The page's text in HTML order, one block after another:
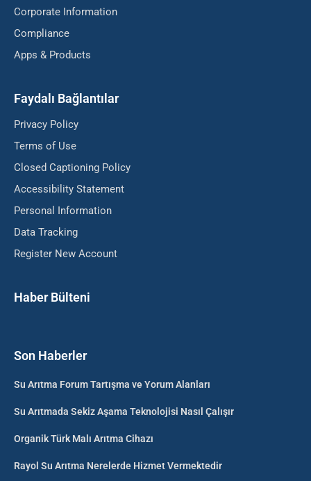
Corporate Information
Compliance
Apps & Products
Faydalı Bağlantılar
Privacy Policy
Terms of Use
Closed Captioning Policy
Accessibility Statement
Personal Information
Data Tracking
Register New Account
Haber Bülteni
Son Haberler
Su Arıtma Forum Tartışma ve Yorum Alanları
Su Arıtmada Sekiz Aşama Teknolojisi Nasıl Çalışır
Organik Türk Malı Arıtma Cihazı
Rayol Su Arıtma Nerelerde Hizmet Vermektedir